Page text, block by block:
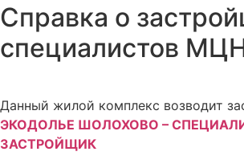
Справка о
специалистов
Данный жилой комплекс возводит
ЭКОДОЛЬЕ ШОЛОХОВО –
ЗАСТРОЙЩИК